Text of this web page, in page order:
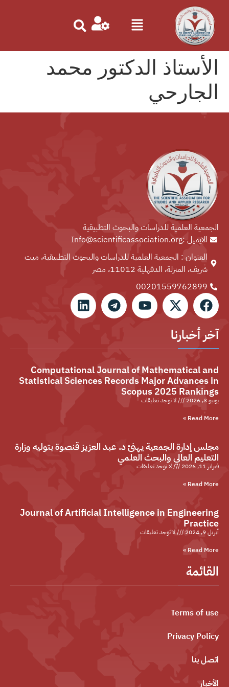
الأستاذ الدكتور محمد
الجارحي
الجمعية العلمية للدراسات والبحوث التطبيقية
الايميل :Info@scientificassociation.org
العنوان : الجمعية العلمية للدراسات والبحوث التطبيقية، ميت
شريف، المنزلة، الدقهلية 11012، مصر
00201559762899⁩
آخر أخبارنا
Computational Journal of Mathematical and
Statistical Sciences Records Major Advances in
Scopus 2025 Rankings
يونيو 3, 2026
لا توجد تعليقات
Read More »
مجلس إدارة الجمعية يهنئ د. عبد العزيز قنصوة بتوليه وزارة
التعليم العالي والبحث العلمي
فبراير 11, 2026
لا توجد تعليقات
Read More »
Journal of Artificial Intelligence in Engineering
Practice
أبريل 9, 2024
لا توجد تعليقات
Read More »
القائمة
Terms of use
Privacy Policy
اتصل بنا
الأخبار